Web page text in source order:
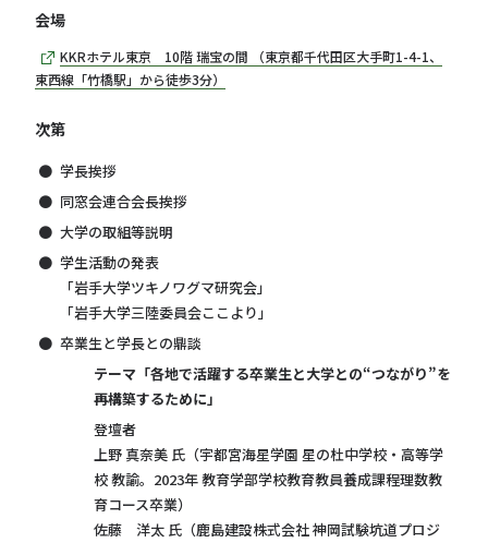
会場
KKRホテル東京 10階 瑞宝の間 （東京都千代田区大手町1-4-1、
東西線「竹橋駅」から徒歩3分）
次第
学長挨拶
同窓会連合会長挨拶
大学の取組等説明
学生活動の発表
「岩手大学ツキノワグマ研究会」
「岩手大学三陸委員会ここより」
卒業生と学長との鼎談
テーマ「各地で活躍する卒業生と大学との“つながり”を
再構築するために」
登壇者
上野 真奈美 氏（宇都宮海星学園 星の杜中学校・高等学
校 教諭。2023年 教育学部学校教育教員養成課程理数教
育コース卒業）
佐藤 洋太 氏（鹿島建設株式会社 神岡試験坑道プロジ